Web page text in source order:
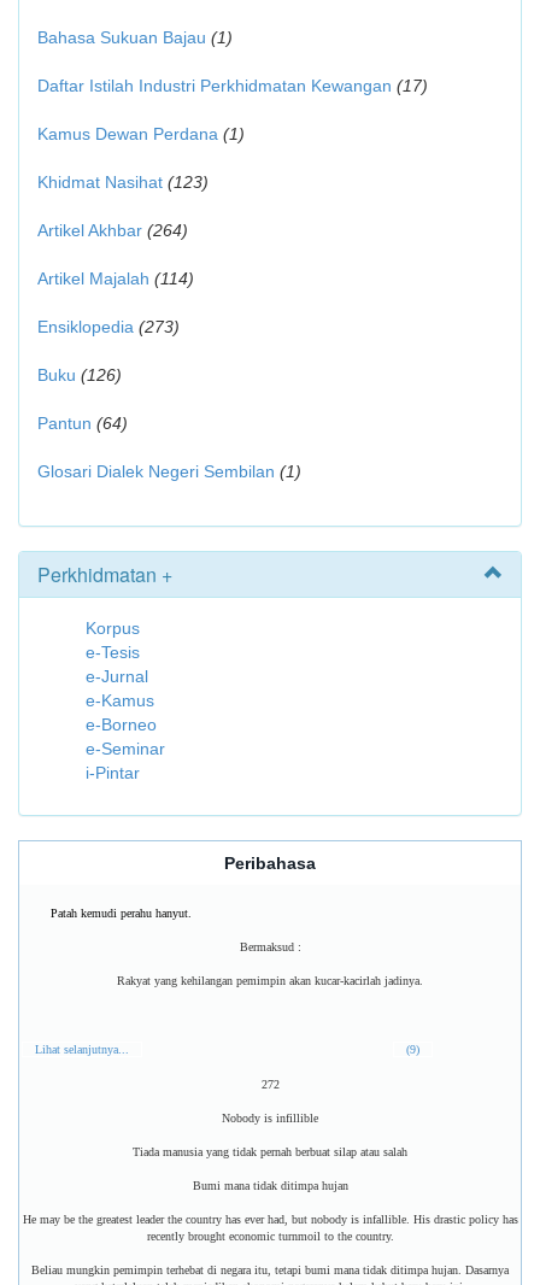
Bahasa Sukuan Bajau (1)
Daftar Istilah Industri Perkhidmatan Kewangan (17)
Kamus Dewan Perdana (1)
Khidmat Nasihat (123)
Artikel Akhbar (264)
Artikel Majalah (114)
Ensiklopedia (273)
Buku (126)
Pantun (64)
Glosari Dialek Negeri Sembilan (1)
Perkhidmatan +
Korpus
e-Tesis
e-Jurnal
e-Kamus
e-Borneo
e-Seminar
i-Pintar
Peribahasa
Patah kemudi perahu hanyut.
Bermaksud :
Rakyat yang kehilangan pemimpin akan kucar-kacirlah jadinya.
Lihat selanjutnya... (9)
272
Nobody is infillible
Tiada manusia yang tidak pernah berbuat silap atau salah
Bumi mana tidak ditimpa hujan
He may be the greatest leader the country has ever had, but nobody is infallible. His drastic policy has
recently brought economic turnmoil to the country.
Beliau mungkin pemimpin terhebat di negara itu, tetapi bumi mana tidak ditimpa hujan. Dasarnya